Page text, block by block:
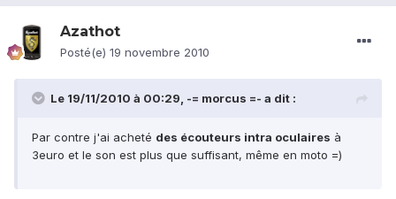
Azathot
Posté(e) 19 novembre 2010
Le 19/11/2010 à 00:29, -= morcus =- a dit :
Par contre j'ai acheté des écouteurs intra oculaires à
3euro et le son est plus que suffisant, même en moto =)